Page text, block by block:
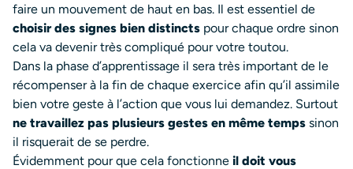
faire un mouvement de haut en bas. Il est essentiel de
choisir des signes bien distincts pour chaque ordre sinon
cela va devenir très compliqué pour votre toutou.
Dans la phase d’apprentissage il sera très important de le
récompenser à la fin de chaque exercice afin qu’il assimile
bien votre geste à l’action que vous lui demandez. Surtout
ne travaillez pas plusieurs gestes en même temps sinon
il risquerait de se perdre.
Évidemment pour que cela fonctionne il doit vous